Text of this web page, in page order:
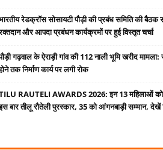
रेडक्रॉस सोसायटी पौड़ी की प्रबंध समिति की बैठक
और आपदा प्रबंधन कार्यक्रमों पर हुई विस्तृत चर्चा
गढ़वाल के ऐराड़ी गांव की 112 नाली भूमि खरीद मामला:
तक निर्माण कार्य पर लगी रोक
RAUTELI AWARDS 2026: इन 13 महिलाओं को
बार तीलू रौतेली पुरस्कार, 35 को आंगनबाड़ी सम्मान, देखें